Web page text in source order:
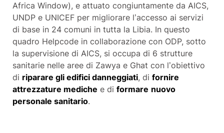
Africa Window), e attuato congiuntamente da AICS,
UNDP e UNICEF per migliorare l’accesso ai servizi
di base in 24 comuni in tutta la Libia. In questo
quadro Helpcode in collaborazione con ODP, sotto
la supervisione di AICS, si occupa di 6 strutture
sanitarie nelle aree di Zawya e Ghat con l’obiettivo
di riparare gli edifici danneggiati, di fornire
attrezzature mediche e di formare nuovo
personale sanitario.